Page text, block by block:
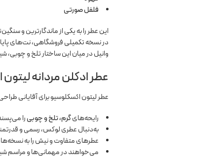
فلفل صورتی
این عطر را به یکی از ماندگارترین و
در نسخه تکمیلی فروشگاهی، نت‌های
وانیل در میان این ساختار تلخ و چوبی،
عطر ادکلن مردانه
عطر لیتون اکسکلوسیو برای آقایانی
رایحه‌هایگرم، تلخ و چوبیرا
به‌دنبال عطری لوکس، رسمی و
عطرهای متفاوت و نیش را به
می‌خواهند در مهمانی‌ها و مراسم